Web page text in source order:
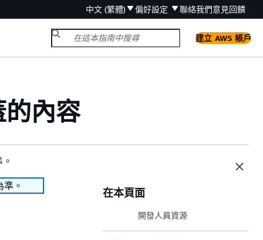
中文 (繁體) 偏好設定 聯絡我們意見回饋
建立 AWS 帳戶
的內容
。
在本頁面
開發人員資源